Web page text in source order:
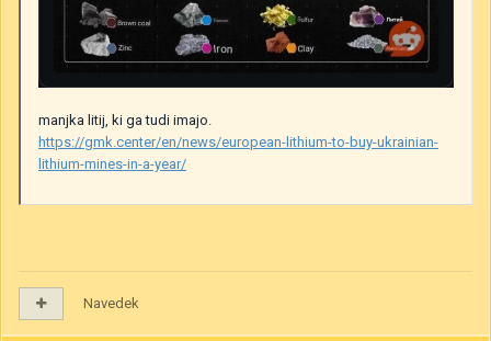
manjka litij, ki ga tudi imajo.
https://gmk.center/en/news/european-lithium-to-buy-ukrainian-
lithium-mines-in-a-year/
Navedek